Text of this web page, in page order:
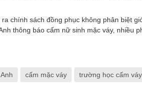
ra chính sách đồng phục không phân biệt
thông báo cấm nữ sinh mặc váy, nhiều
cấm mặc váy trường học cấm váy